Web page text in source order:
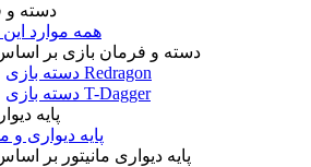
دسته و
همه موارد
دسته و فرمان بازی بر
دسته بازی Redragon
دسته بازی T-Dagger
پایه
پایه دیواری و
پایه دیواری مانیتور بر